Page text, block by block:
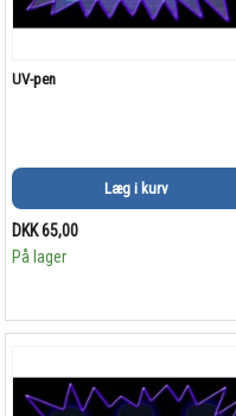
UV-pen
Læg i kurv
DKK 65,00
På lager